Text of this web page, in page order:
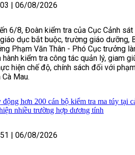
| 06/08/2026
6/8, Đoàn kiểm tra của Cục Cảnh
dục bắt buộc, trường giáo dưỡng,
Phạm Văn Thân - Phó Cục trưởng
hành kiểm tra công tác quản lý, giam
hiện chế độ, chính sách đối với
Mau.
hơn 200 cán bộ kiểm tra ma túy tại
nhiều trường hợp dương tính
| 06/08/2026